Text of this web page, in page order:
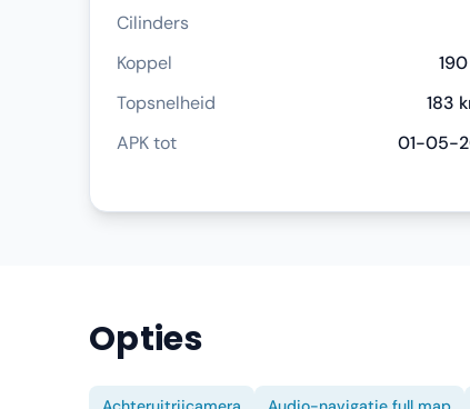
Cilinders
Koppel
Topsnelheid
183
APK tot
01-05-
Opties